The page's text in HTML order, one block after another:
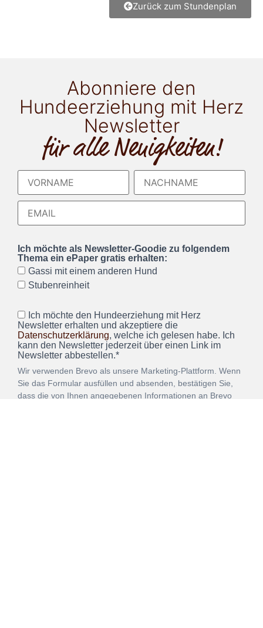
Zurück zum Stundenplan
Abonniere den
Hundeerziehung mit Herz
Newsletter
für alle Neuigkeiten!
Ich möchte als Newsletter-Goodie zu folgendem
Thema ein ePaper gratis erhalten:
Gassi mit einem anderen Hund
Stubenreinheit
Ich möchte den Hundeerziehung mit Herz
Newsletter erhalten und akzeptiere die
Datenschutzerklärung, welche ich gelesen habe. Ich
kann den Newsletter jederzeit über einen Link im
Newsletter abbestellen.*
Wir verwenden Brevo als unsere Marketing-Plattform. Wenn
Sie das Formular ausfüllen und absenden, bestätigen Sie,
dass die von Ihnen angegebenen Informationen an Brevo